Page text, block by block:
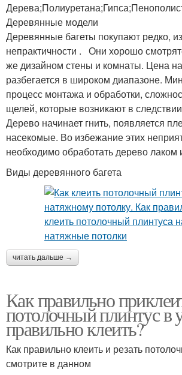
Деревянные модели
Деревянные багеты покупают редко,
непрактичности . Они хорошо
же дизайном стены и комнаты. Цена на
разбегается в широком диапазоне.
процесс монтажа и обработки,
щелей, которые возникают в
Дерево начинает гнить, появляется
насекомые. Во избежание этих
необходимо обработать дерево лаком
Виды деревянного багета
читать дальше →
Как правильно
потолочный плинтус в
правильно клеить?
Как правильно клеить и резать
смотрите в данном